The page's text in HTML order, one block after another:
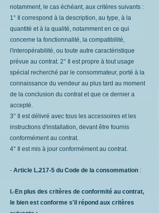
notamment, le cas échéant, aux critères suivants :
1° Il correspond à la description, au type, à la
quantité et à la qualité, notamment en ce qui
concerne la fonctionnalité, la compatibilité,
l'interopérabilité, ou toute autre caractéristique
prévue au contrat. 2° Il est propre à tout usage
spécial recherché par le consommateur, porté à la
connaissance du vendeur au plus tard au moment
de la conclusion du contrat et que ce dernier a
accepté.
3° Il est délivré avec tous les accessoires et les
instructions d'installation, devant être fournis
conformément au contrat.
4° Il est mis à jour conformément au contrat.
- Article L.217-5 du Code de la consommation :
I.-En plus des critères de conformité au contrat,
le bien est conforme s'il répond aux critères